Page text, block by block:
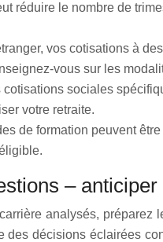
réduire le nombre de
vos cotisations à
vous sur les
cotisations sociales
votre retraite.
de formation peuvent
–
analysés,
décisions éclairées